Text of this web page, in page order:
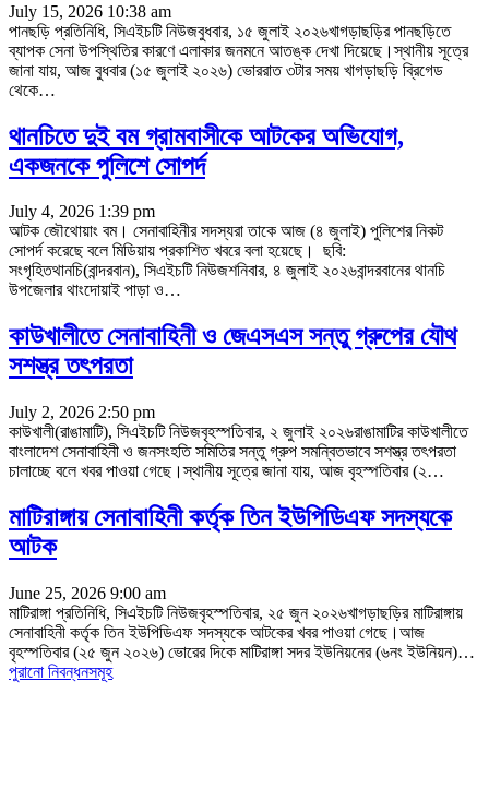
July 15, 2026 10:38 am
পানছড়ি প্রতিনিধি, সিএইচটি নিউজবুধবার, ১৫ জুলাই ২০২৬খাগড়াছড়ির পানছড়িতে
ব্যাপক সেনা উপস্থিতির কারণে এলাকার জনমনে আতঙ্ক দেখা দিয়েছে।স্থানীয় সূত্রে
জানা যায়, আজ বুধবার (১৫ জুলাই ২০২৬) ভোররাত ৩টার সময় খাগড়াছড়ি ব্রিগেড
থেকে…
থানচিতে দুই বম গ্রামবাসীকে আটকের অভিযোগ,
একজনকে পুলিশে সোপর্দ
July 4, 2026 1:39 pm
আটক জৌথোয়াং বম। সেনাবাহিনীর সদস্যরা তাকে আজ (৪ জুলাই) পুলিশের নিকট
সোপর্দ করেছে বলে মিডিয়ায় প্রকাশিত খবরে বলা হয়েছে। ছবি:
সংগৃহিতথানচি(বান্দরবান), সিএইচটি নিউজশনিবার, ৪ জুলাই ২০২৬বান্দরবানের থানচি
উপজেলার থাংদোয়াই পাড়া ও…
কাউখালীতে সেনাবাহিনী ও জেএসএস সন্তু গ্রুপের যৌথ
সশস্ত্র তৎপরতা
July 2, 2026 2:50 pm
কাউখালী(রাঙামাটি), সিএইচটি নিউজবৃহস্পতিবার, ২ জুলাই ২০২৬রাঙামাটির কাউখালীতে
বাংলাদেশ সেনাবাহিনী ও জনসংহতি সমিতির সন্তু গ্রুপ সমন্বিতভাবে সশস্ত্র তৎপরতা
চালাচ্ছে বলে খবর পাওয়া গেছে।স্থানীয় সূত্রে জানা যায়, আজ বৃহস্পতিবার (২…
মাটিরাঙ্গায় সেনাবাহিনী কর্তৃক তিন ইউপিডিএফ সদস্যকে
আটক
June 25, 2026 9:00 am
মাটিরাঙ্গা প্রতিনিধি, সিএইচটি নিউজবৃহস্পতিবার, ২৫ জুন ২০২৬‎খাগড়াছড়ির মাটিরাঙ্গায়
সেনাবাহিনী কর্তৃক তিন ইউপিডিএফ সদস্যকে আটকের খবর পাওয়া গেছে।‎আজ
বৃহস্পতিবার (২৫ জুন ২০২৬) ভোরের দিকে মাটিরাঙ্গা সদর ইউনিয়নের (৬নং ইউনিয়ন)…
পুরানো নিবন্ধনসমূহ